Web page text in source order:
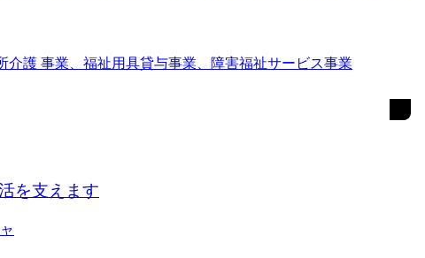
介護 事業、福祉用具貸与事業、障害福祉サービス事業
を支えます